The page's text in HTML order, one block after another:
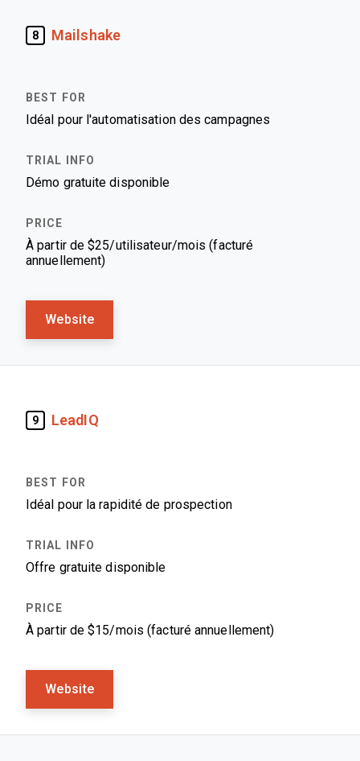
8 Mailshake
Idéal pour l'automatisation des campagnes
Démo gratuite disponible
À partir de $25/utilisateur/mois (facturé
annuellement)
Website
9 LeadIQ
Idéal pour la rapidité de prospection
Offre gratuite disponible
À partir de $15/mois (facturé annuellement)
Website